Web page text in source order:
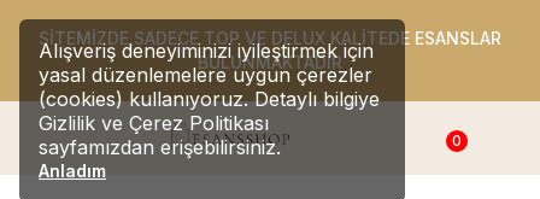
Alışveriş deneyiminizi iyileştirmek için
yasal düzenlemelere uygun çerezler
(cookies) kullanıyoruz. Detaylı bilgiye
Gizlilik ve Çerez Politikası
sayfamızdan erişebilirsiniz.
Anladım
SİTEMİZDE SADECE TOP VE DELUX KALİTEDE ESANSLAR
BULUNMAKTADIR
0